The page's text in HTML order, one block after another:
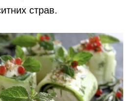
страв.